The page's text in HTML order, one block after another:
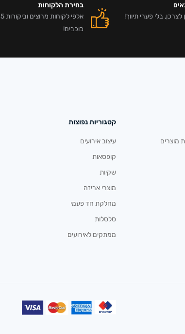
לצרכן, בלי פערי תיווך!
בחירת הלקוחות
אלפי לקוחות מרוצים וביקורות 5
כוכבים!
מוצרים
קטגוריות נפוצות
עיצוב אירועים
קופסאות
שקיות
מוצרי אריזה
מחלקת חד פעמי
סלסלות
ממתקים לאירועים